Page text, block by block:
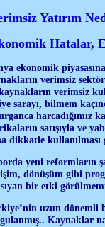
Yatırım
Hatalar,
ekonomik
verimsiz
verimsiz
sarayı, bilmem
satışıyla ve
dikkatle kullanılması
yeni reformların
dönüşüm gibi
bir etki
uzun dönemli
Kaynaklar